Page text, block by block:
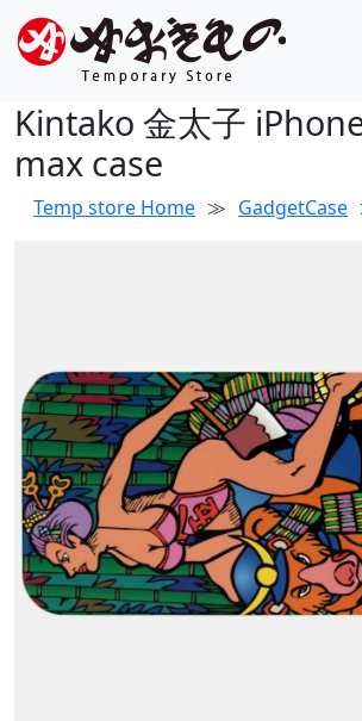
Kintako 金太子
max case
Temp store Home ≫ GadgetCase